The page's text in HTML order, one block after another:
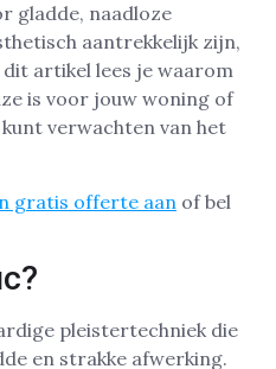
gladde, naadloze
aantrekkelijk zijn,
artikel lees je waarom
is voor jouw woning of
verwachten van het
gratis offerte aan of bel
pleistertechniek die
en strakke afwerking.